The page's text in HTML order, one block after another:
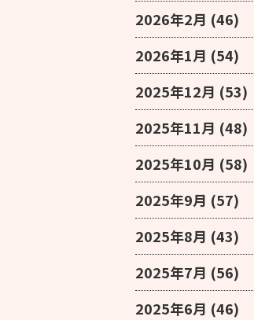
2026年2月 (46)
2026年1月 (54)
2025年12月 (53)
2025年11月 (48)
2025年10月 (58)
2025年9月 (57)
2025年8月 (43)
2025年7月 (56)
2025年6月 (46)